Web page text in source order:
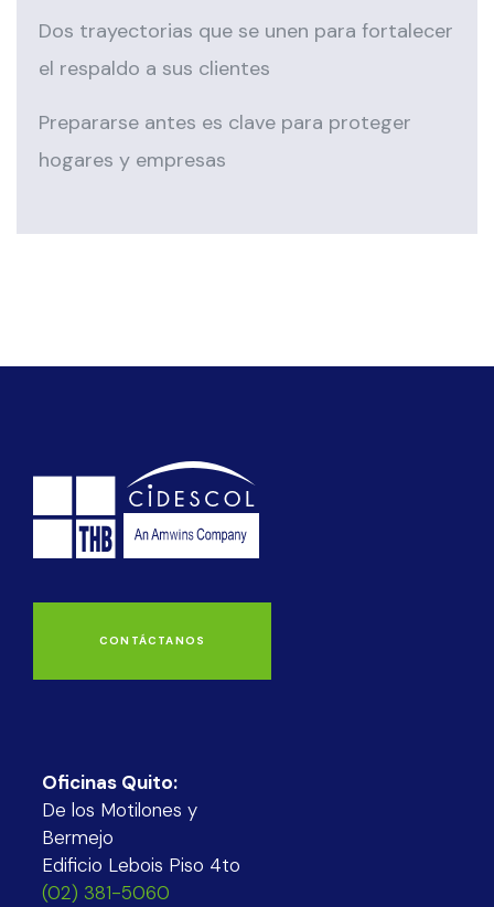
Dos trayectorias que se unen para fortalecer
el respaldo a sus clientes
Prepararse antes es clave para proteger
hogares y empresas
CONTÁCTANOS
Oficinas Quito:
De los Motilones y
Bermejo
Edificio Lebois Piso 4to
(02) 381-5060